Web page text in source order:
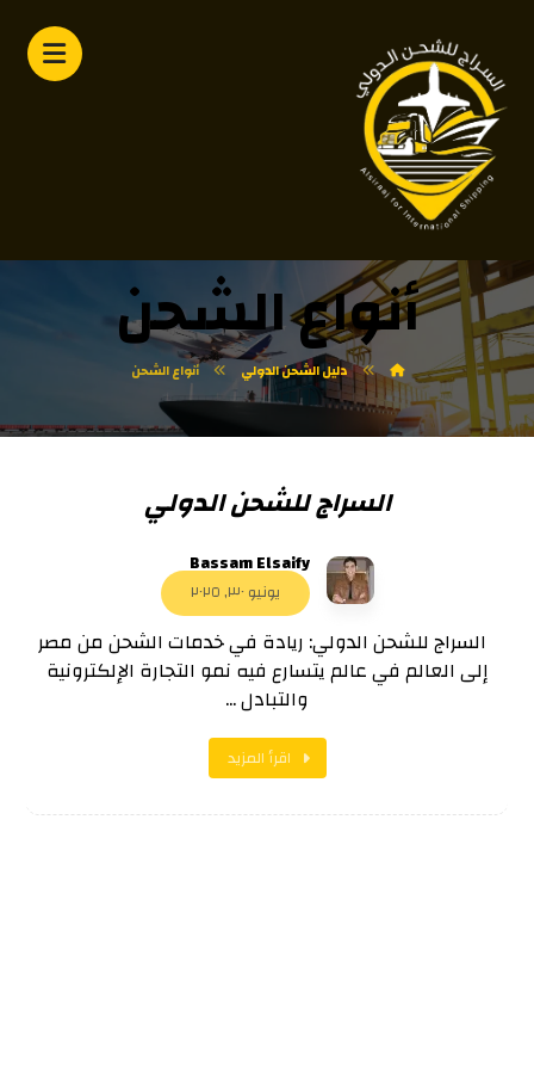
أنواع الشحن
دليل الشحن الدولي أنواع الشحن
السراج للشحن الدولي
Bassam Elsaify
يونيو ٣٠, ٢٠٢٥
السراج للشحن الدولي: ريادة في خدمات الشحن من مصر
إلى العالم في عالم يتسارع فيه نمو التجارة الإلكترونية
والتبادل ...
اقرأ المزيد